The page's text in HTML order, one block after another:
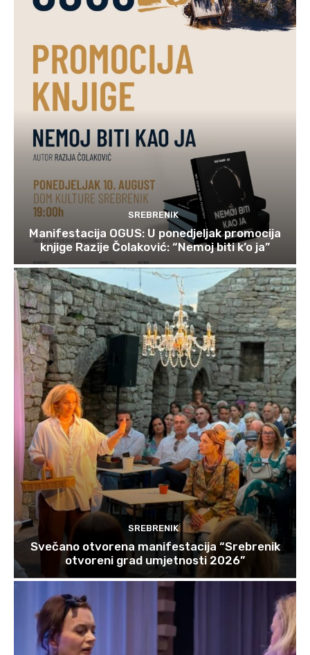
SREBRENIK
Manifestacija OGUS: U ponedjeljak promocija
knjige Razije Čolaković: “Nemoj biti k’o ja”
SREBRENIK
Svečano otvorena manifestacija “Srebrenik
otvoreni grad umjetnosti 2026”